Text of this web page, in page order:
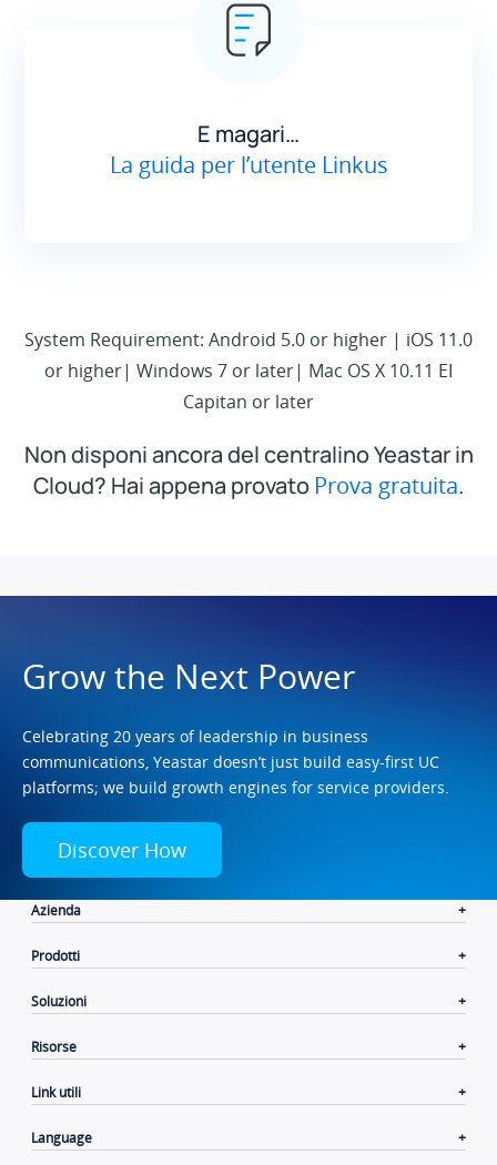
E magari…
La guida per l’utente Linkus
System Requirement: Android 5.0 or higher | iOS 11.0
or higher| Windows 7 or later| Mac OS X 10.11 EI
Capitan or later
Non disponi ancora del centralino Yeastar in
Cloud? Hai appena provato Prova gratuita.
Grow the Next Power
Celebrating 20 years of leadership in business
communications, Yeastar doesn’t just build easy-first UC
platforms; we build growth engines for service providers.
Discover How
Azienda
Prodotti
Soluzioni
Risorse
Link utili
Language